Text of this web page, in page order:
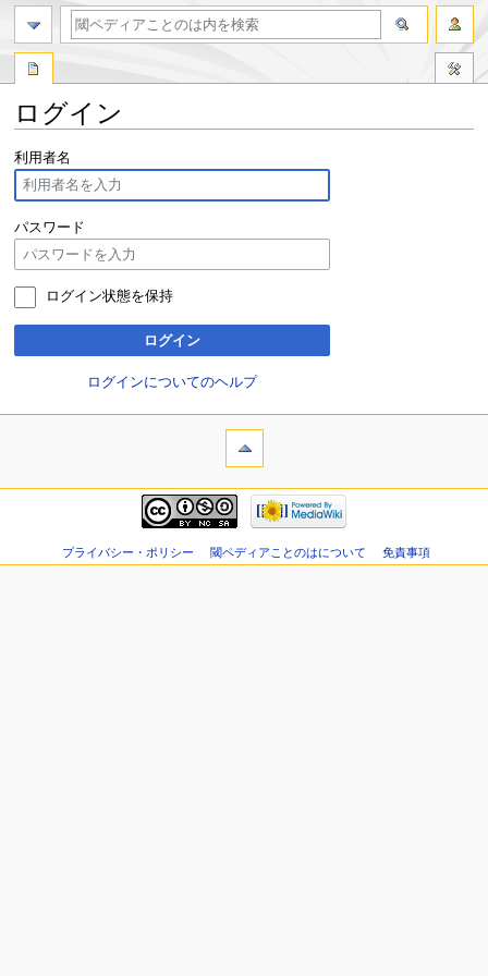
ログイン
ナ
ビ
ゲ
ー
シ
ョ
移
検
索
に
移
動
利用者名
パスワード
ログイン状態を保持
ログイン
ログインについてのヘルプ
プライバシー・ポリシー 閾ペディアことのはについて 免責事項